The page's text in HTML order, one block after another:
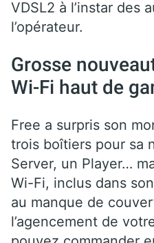
VDSL2 à l’instar des
l’opérateur.
Grosse
Wi-Fi haut de
Free a surpris son
trois boîtiers pour sa
Server, un Player…
Wi-Fi, inclus dans
au manque de
l’agencement de